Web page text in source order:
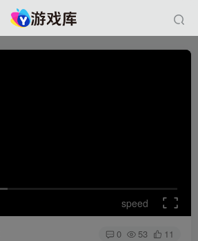
speed
0 53 11